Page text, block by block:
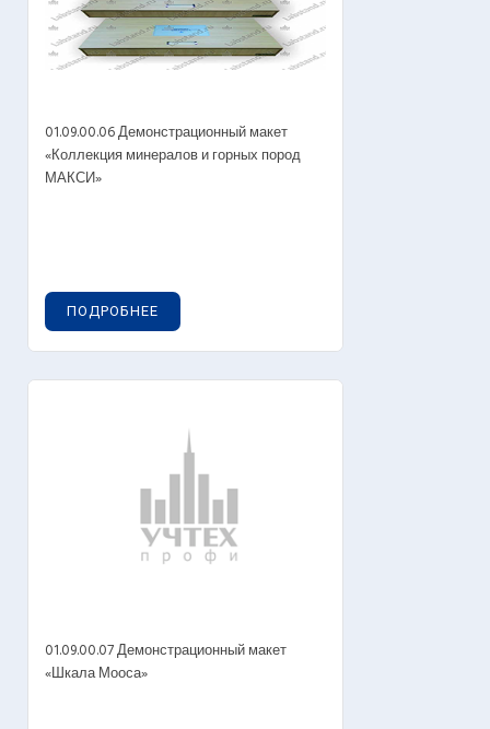
01.09.00.06 Демонстрационный макет
«Коллекция минералов и горных пород
МАКСИ»
ПОДРОБНЕЕ
01.09.00.07 Демонстрационный макет
«Шкала Мооса»